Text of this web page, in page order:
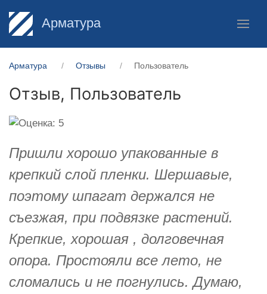
Арматура
Арматура Отзывы Пользователь
Отзыв, Пользователь
Пришли хорошо упакованные в
крепкий слой пленки. Шершавые,
поэтому шпагат держался не
съезжая, при подвязке растений.
Крепкие, хорошая , долговечная
опора. Простояли все лето, не
сломались и не погнулись. Думаю,